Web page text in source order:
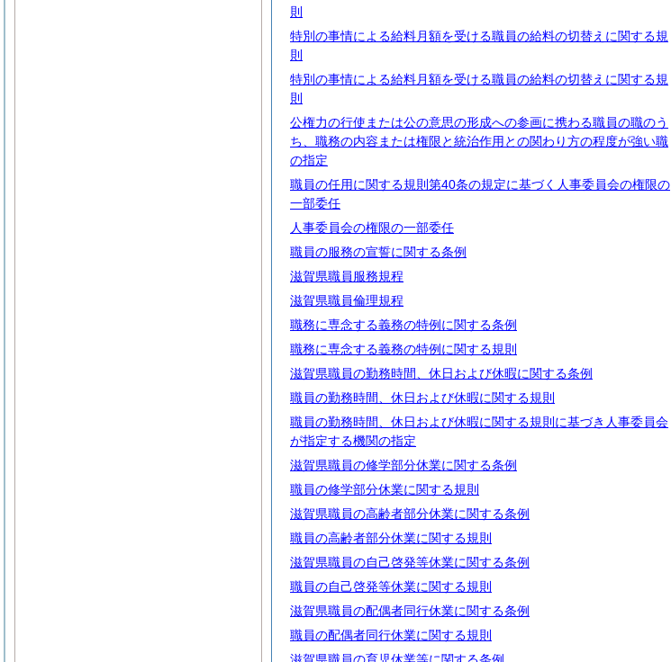
則
特別の事情による給料月額を受ける職員の給料の切替えに関する規
則
特別の事情による給料月額を受ける職員の給料の切替えに関する規
則
公権力の行使または公の意思の形成への参画に携わる職員の職のう
ち、職務の内容または権限と統治作用との関わり方の程度が強い職
の指定
職員の任用に関する規則第40条の規定に基づく人事委員会の権限の
一部委任
人事委員会の権限の一部委任
職員の服務の宣誓に関する条例
滋賀県職員服務規程
滋賀県職員倫理規程
職務に専念する義務の特例に関する条例
職務に専念する義務の特例に関する規則
滋賀県職員の勤務時間、休日および休暇に関する条例
職員の勤務時間、休日および休暇に関する規則
職員の勤務時間、休日および休暇に関する規則に基づき人事委員会
が指定する機関の指定
滋賀県職員の修学部分休業に関する条例
職員の修学部分休業に関する規則
滋賀県職員の高齢者部分休業に関する条例
職員の高齢者部分休業に関する規則
滋賀県職員の自己啓発等休業に関する条例
職員の自己啓発等休業に関する規則
滋賀県職員の配偶者同行休業に関する条例
職員の配偶者同行休業に関する規則